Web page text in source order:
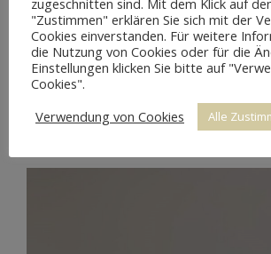
"Zustimmen" erklären Sie sich mit der
Cookies einverstanden. Für weitere
die Nutzung von Cookies oder für die
Einstellungen klicken Sie bitte auf
Cookies".
Verwendung von Cookies
Alle